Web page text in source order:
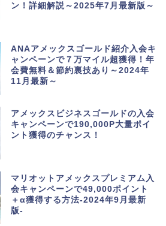
ン！詳細解説～2025年7月最新版～
ANAアメックスゴールド紹介入会キ
ャンペーンで７万マイル超獲得！年
会費無料＆節約裏技あり～2024年
11月最新～
アメックスビジネスゴールドの入会
キャンペーンで190,000P大量ポイ
ント獲得のチャンス！
マリオットアメックスプレミアム入
会キャンペーンで49,000ポイント
＋α獲得する方法-2024年9月最新
版-